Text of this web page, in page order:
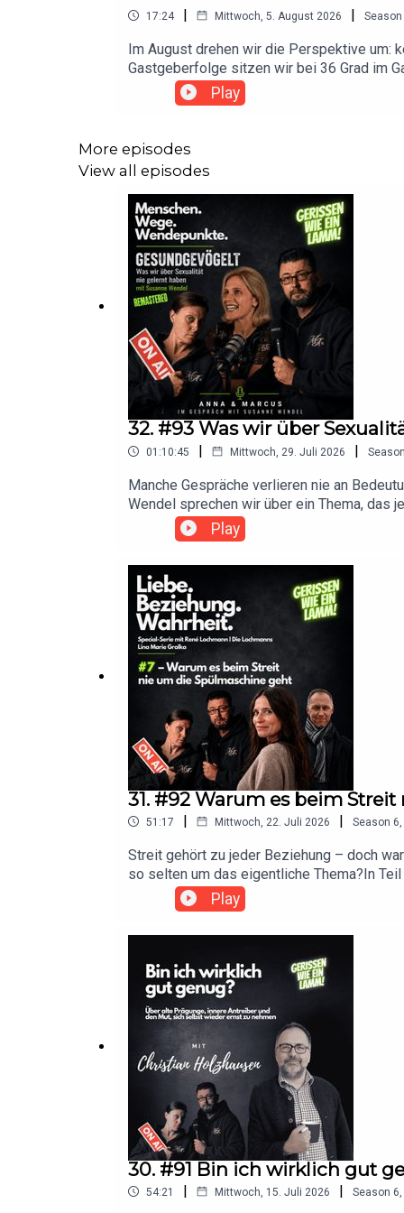
17:24 | Mittwoch, 5. August 2026 | Season
Im August drehen wir die Perspektive um:
Gastgeberfolge sitzen wir bei 36 Grad im
eigentlich nicht besonders mag.Dann wird
Menschen uns erkennen und sich über
verunsichert hat, als sie es eigentlich
eigenen Erfahrung?Eine ehrliche
Dach holt.
Play
More episodes
View all episodes
32. #93 Was wir über
01:10:45 | Mittwoch, 29. Juli 2026 | Season
Manche Gespräche verlieren nie an
Wendel sprechen wir über ein Thema, das
es uns so schwer, über unsere Wünsche
Pornografie, Medien und Social Media
Perfektion.Ein ehrliches Gespräch, das
betrachten.Als besonderes Geschenk für
erfährst du:Warum offene Kommunikation
Pornografie und Medien auf unser
Unzufriedenheit steckenWeshalb Neugier
miteinander verbunden sindMehr über
wendel.live/b%C3%BCcher/Hier gibt es
Play
31. #92 Warum es beim
51:17 | Mittwoch, 22. Juli 2026 | Season 6
Streit gehört zu jeder Beziehung – doch
so selten um das eigentliche Thema?In
Paarcoach Lina Marie Gralka über
ist Systemische Paarchoachin und
führen?Eine Folge voller persönlicher
möchten.Hier gibt es alle Infos zu Lina Marie
Gralkahttps://www.instagram.com/
ergänzende Buch zur Serie "Liebe.
Gralka, René Lochmann, Liebe, Bindung,
Play
30. #91 Bin ich wirklich gut
54:21 | Mittwoch, 15. Juli 2026 | Season 6